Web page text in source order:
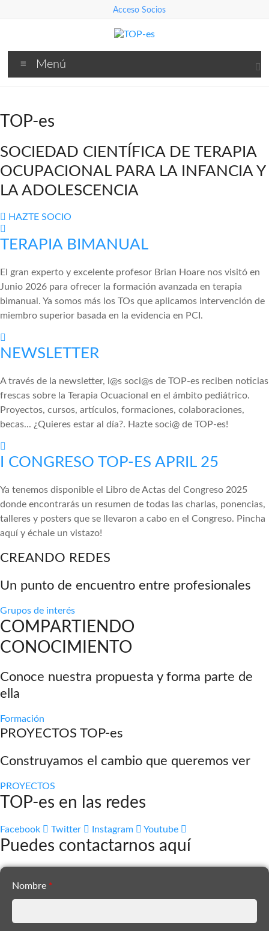
Acceso Socios
TOP-
es
Española
Terapia
Ocupacional
para
la
y
Adolescencia
Menú
TOP-es
SOCIEDAD CIENTÍFICA DE TERAPIA
OCUPACIONAL PARA LA INFANCIA Y
LA ADOLESCENCIA
HAZTE SOCIO
TERAPIA BIMANUAL
El gran experto y excelente profesor Brian Hoare nos visitó en
Junio 2026 para ofrecer la formación avanzada en terapia
bimanual. Ya somos más los TOs que aplicamos intervención de
miembro superior basada en la evidencia en PCI.
NEWSLETTER
A través de la newsletter, l@s soci@s de TOP-es reciben noticias
frescas sobre la Terapia Ocuacional en el ámbito pediátrico.
Proyectos, cursos, artículos, formaciones, colaboraciones,
becas... ¿Quieres estar al día?. Hazte soci@ de TOP-es!
I CONGRESO TOP-ES APRIL 25
Ya tenemos disponible el Libro de Actas del Congreso 2025
donde encontrarás un resumen de todas las charlas, ponencias,
talleres y posters que se llevaron a cabo en el Congreso. Pincha
aquí y échale un vistazo!
CREANDO REDES
Un punto de encuentro entre profesionales
Grupos de interés
COMPARTIENDO
CONOCIMIENTO
Conoce nuestra propuesta y forma parte de
ella
Formación
PROYECTOS TOP-es
Construyamos el cambio que queremos ver
PROYECTOS
TOP-es en las redes
Facebook Twitter Instagram Youtube
Puedes contactarnos aquí
Nombre *